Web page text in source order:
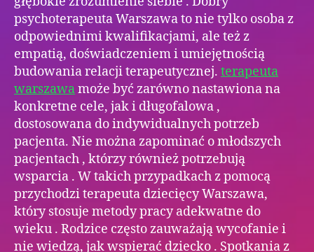
psychoterapeuta Warszawa to nie tylko osoba z
odpowiednimi kwalifikacjami, ale też z
empatią, doświadczeniem i umiejętnością
budowania relacji terapeutycznej. terapeuta
warszawamoże być zarówno nastawiona na
konkretne cele, jak i długofalowa ,
dostosowana do indywidualnych potrzeb
pacjenta. Nie można zapominać o młodszych
pacjentach , którzy również potrzebują
wsparcia . W takich przypadkach z pomocą
przychodzi terapeuta dziecięcy Warszawa,
który stosuje metody pracy adekwatne do
wieku . Rodzice często zauważają wycofanie i
nie wiedzą, jak wspierać dziecko . Spotkania z